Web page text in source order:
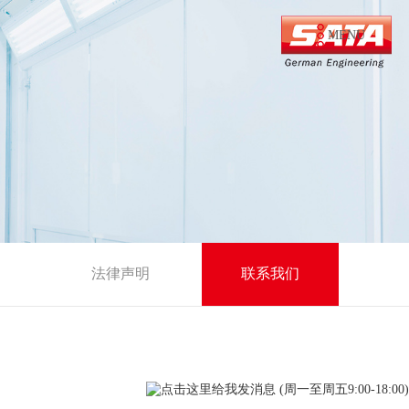
MENU
法律声明 联系我们